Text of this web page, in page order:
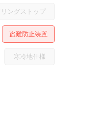
ングストップ
盗難防止装置
寒冷地仕様